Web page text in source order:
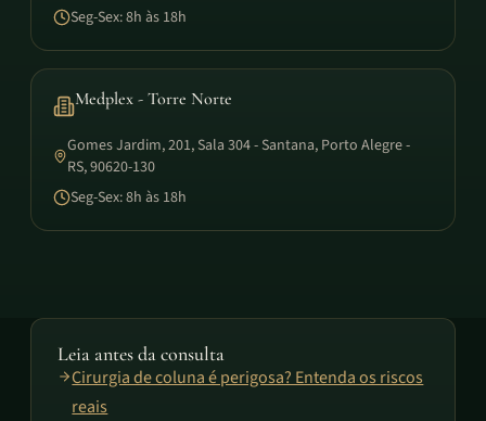
Seg-Sex: 8h às 18h
Medplex - Torre Norte
Gomes Jardim, 201, Sala 304 - Santana, Porto Alegre -
RS, 90620-130
Seg-Sex: 8h às 18h
Leia antes da consulta
Cirurgia de coluna é perigosa? Entenda os riscos
reais